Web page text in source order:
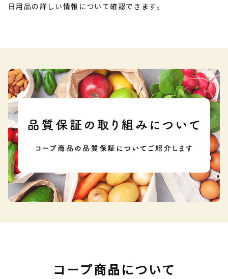
日用品の詳しい情報について確認できます。
コープ商品について